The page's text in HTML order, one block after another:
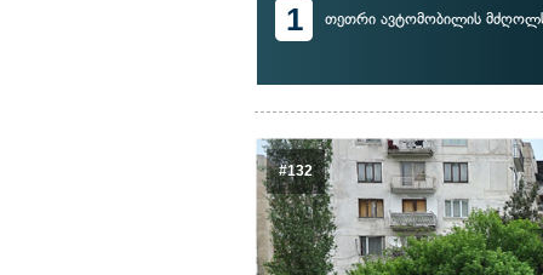
1 თეთრი ავტომობილის
#132